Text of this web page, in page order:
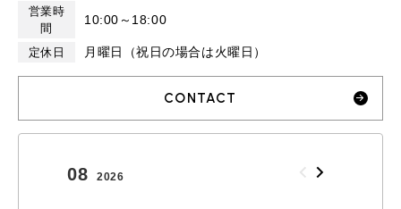
営業時
間
10:00～18:00
定休日 月曜日（祝日の場合は火曜日）
CONTACT
08 2026